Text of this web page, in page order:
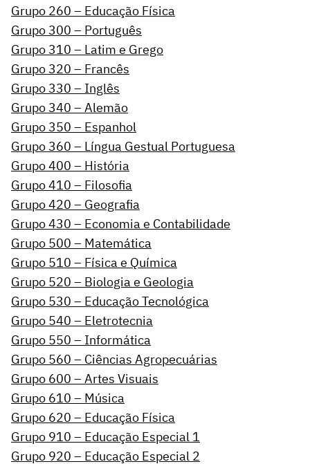
Grupo 260 – Educação Física
Grupo 300 – Português
Grupo 310 – Latim e Grego
Grupo 320 – Francês
Grupo 330 – Inglês
Grupo 340 – Alemão
Grupo 350 – Espanhol
Grupo 360 – Língua Gestual Portuguesa
Grupo 400 – História
Grupo 410 – Filosofia
Grupo 420 – Geografia
Grupo 430 – Economia e Contabilidade
Grupo 500 – Matemática
Grupo 510 – Física e Química
Grupo 520 – Biologia e Geologia
Grupo 530 – Educação Tecnológica
Grupo 540 – Eletrotecnia
Grupo 550 – Informática
Grupo 560 – Ciências Agropecuárias
Grupo 600 – Artes Visuais
Grupo 610 – Música
Grupo 620 – Educação Física
Grupo 910 – Educação Especial 1
Grupo 920 – Educação Especial 2